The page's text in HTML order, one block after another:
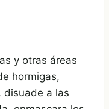
y otras áreas
hormigas,
disuade a las